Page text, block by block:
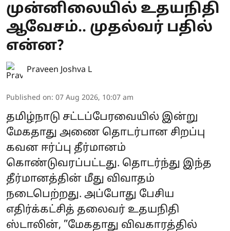
முன்னிலையில் உதயநிதி
ஆவேசம்.. முதல்வர் பதில்
என்ன?
Praveen Joshva L
Published on: 07 Aug 2026, 10:07 am
தமிழ்நாடு சட்டப்பேரவையில் இன்று
மேகதாது அணை தொடர்பான சிறப்பு
கவன ஈர்ப்பு தீர்மானம்
கொண்டுவரப்பட்டது. தொடர்ந்து இந்த
தீர்மானத்தின் மீது விவாதம்
நடைபெற்றது. அப்போது பேசிய
எதிர்க்கட்சித் தலைவர் உதயநிதி
ஸ்டாலின், ”மேகதாது விவகாரத்தில்